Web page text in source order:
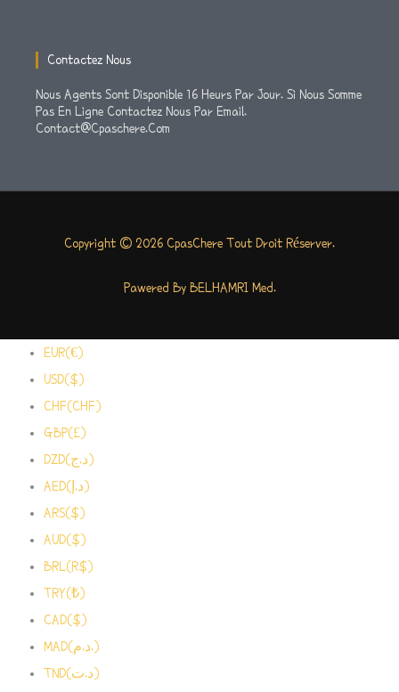
Contactez Nous
Nous Agents Sont Disponible 16 Heurs Par Jour. Si Nous Somme
Pas En Ligne Contactez Nous Par Email.
Contact@cpaschere.com
Copyright © 2026 CpasChere Tout Droit Réserver.
Pawered By BELHAMRI Med.
EUR(€)
USD($)
CHF(CHF)
GBP(£)
DZD(د.ج)
AED(د.إ)
ARS($)
AUD($)
BRL(R$)
TRY(₺)
CAD($)
MAD(د.م.)
TND(د.ت)